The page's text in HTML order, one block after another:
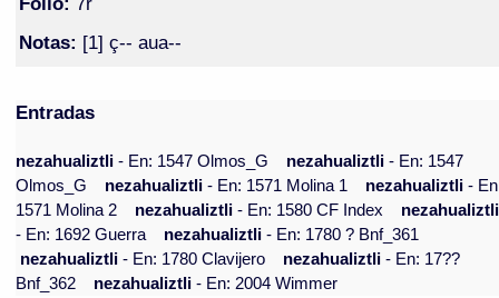
Notas: [1] ç-- aua--
Entradas
nezahualiztli- En: 1547 Olmos_G nezahualiztli- En: 1547
Olmos_G
nezahualiztli- En: 1571 Molina 1 nezahualiztli-
1571 Molina 2
nezahualiztli- En: 1580 CF Index
nezahualiztli
- En: 1692 Guerra
nezahualiztli- En: 1780 ? Bnf_361
nezahualiztli- En: 1780 Clavijero nezahualiztli- En: 17??
Bnf_362
nezahualiztli- En: 2004 Wimmer